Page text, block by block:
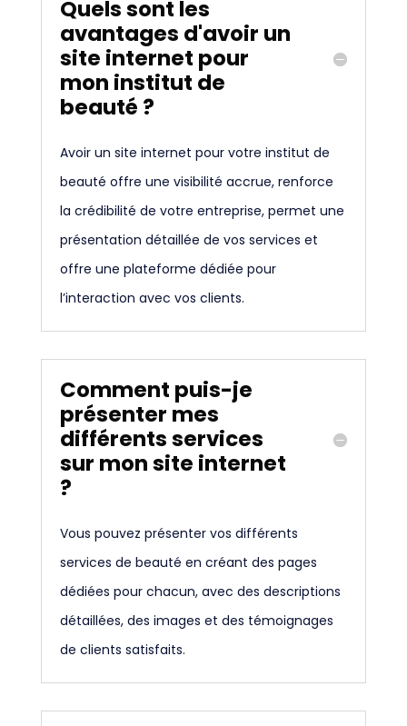
Quels sont les
avantages d'avoir un
site internet pour
mon institut de
beauté ?
Avoir un site internet pour votre institut de
beauté offre une visibilité accrue, renforce
la crédibilité de votre entreprise, permet une
présentation détaillée de vos services et
offre une plateforme dédiée pour
l’interaction avec vos clients.
Comment puis-je
présenter mes
différents services
sur mon site internet
?
Vous pouvez présenter vos différents
services de beauté en créant des pages
dédiées pour chacun, avec des descriptions
détaillées, des images et des témoignages
de clients satisfaits.